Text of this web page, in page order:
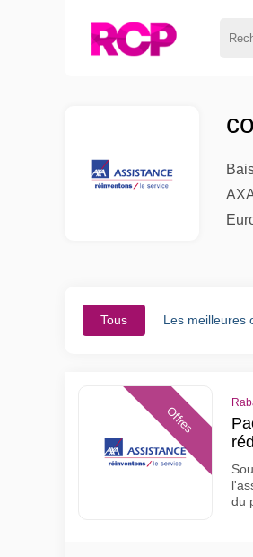
Tous Les meilleures
Offres
du